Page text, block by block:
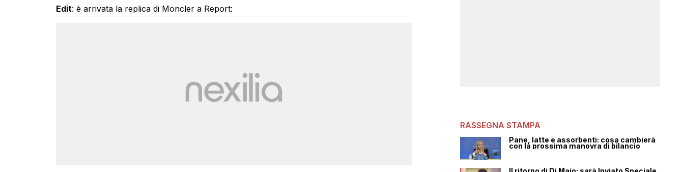
Edit: è arrivata la replica di Moncler a Report:
RASSEGNA STAMPA
Pane, latte e assorbenti: cosa cambierà
con la prossima manovra di bilancio